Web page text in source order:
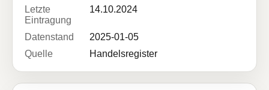
Letzte
Eintragung
14.10.2024
Datenstand
2025-01-05
Quelle
Handelsregister